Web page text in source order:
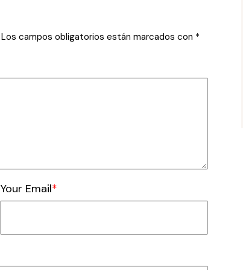
Los campos obligatorios están marcados con *
Your Email